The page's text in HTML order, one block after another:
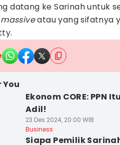
datang ke Sarinah untuk
massiveatau yang sifatnya
You
Ekonom CORE: PPN
Adil!
23 Des 2024, 20:00 WIB
Business
Siapa Pemilik